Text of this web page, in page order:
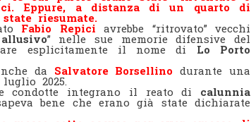
Eppure, a distanza di un quarto di
riesumate.
Fabio Repici avrebbe “ritrovato” vecchi
” nelle sue memorie difensive del
esplicitamente il nome di Lo Porto
da Salvatore Borsellino durante una
2025.
condotte integrano il reato di calunnia
bene che erano già state dichiarate